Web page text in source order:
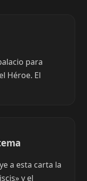
para
Héroe. El
a esta carta la
y el